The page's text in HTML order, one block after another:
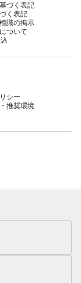
づく表記
く表記
識の掲示
ついて
シー
推奨環境